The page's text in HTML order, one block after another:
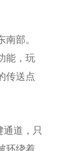
部。
能，玩
传送点
道，只
环绕着